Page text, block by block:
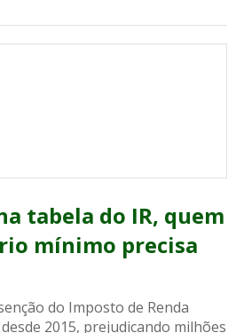
tabela do IR, quem
mínimo precisa
do Imposto de Renda
2015, prejudicando milhões